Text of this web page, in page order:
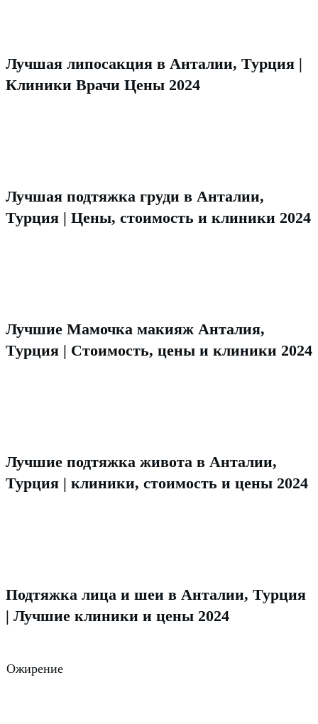
Лучшая липосакция в Анталии, Турция |
Клиники Врачи Цены 2024
Лучшая подтяжка груди в Анталии,
Турция | Цены, стоимость и клиники 2024
Лучшие Мамочка макияж Анталия,
Турция | Стоимость, цены и клиники 2024
Лучшие подтяжка живота в Анталии,
Турция | клиники, стоимость и цены 2024
Подтяжка лица и шеи в Анталии, Турция
| Лучшие клиники и цены 2024
Ожирение